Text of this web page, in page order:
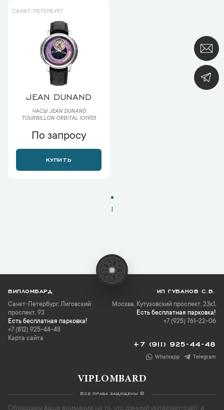
САНКТ-ПЕТЕРБУРГ
JEAN DUNAND
ЧАСЫ JEAN DUNAND
TOURBILLON ORBITAL IO1955
По запросу
КУПИТЬ
1
ВИПЛОМБАРД
Санкт-Петербург, Лиговский
проспект, 93
Есть бесплатная парковка!
+7 (812) 925-44-48
Карта сайта
ИП ГУБАНОВ С.В.
Москва, Кутузовский проспект, 23к1,
Есть бесплатная парковка!
+7 (925) 761-22-06
+7 (911) 925-44-48
Whatsapp Telegram
VIPLOMBARD
Все права защищены ©